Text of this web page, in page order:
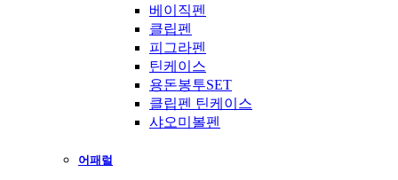
베이직펜
클립펜
피그라펜
틴케이스
용돈봉투SET
클립펜 틴케이스
샤오미볼펜
어패럴